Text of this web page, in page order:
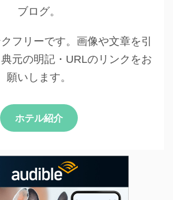
ブログ。
フリーです。画像や文章を引
元の明記・URLのリンクをお
願いします。
ホテル紹介